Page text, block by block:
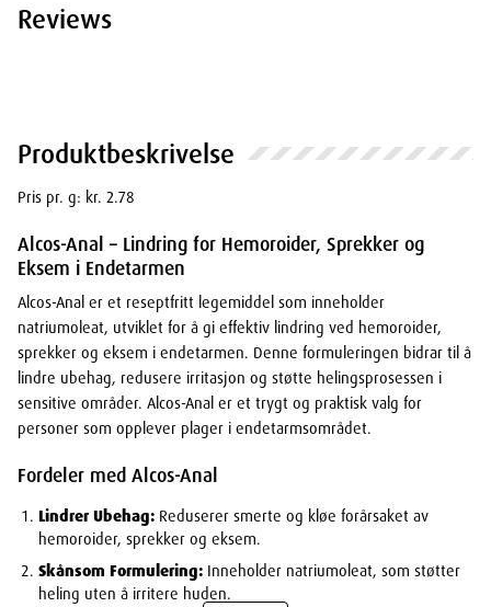
Produktbeskrivelse
Pris pr. g: kr. 2.78
Alcos-Anal – Lindring for Hemoroider, Sprekker og
Eksem i Endetarmen
Alcos-Anal er et reseptfritt legemiddel som inneholder
natriumoleat, utviklet for å gi effektiv lindring ved hemoroider,
sprekker og eksem i endetarmen. Denne formuleringen bidrar til å
lindre ubehag, redusere irritasjon og støtte helingsprosessen i
sensitive områder. Alcos-Anal er et trygt og praktisk valg for
personer som opplever plager i endetarmsområdet.
Fordeler med Alcos-Anal
Lindrer Ubehag: Reduserer smerte og kløe forårsaket av
hemoroider, sprekker og eksem.
Skånsom Formulering: Inneholder natriumoleat, som støtter
heling uten å irritere huden.
Reviews